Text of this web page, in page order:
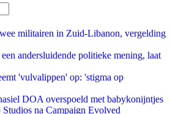
militairen in Zuid-Libanon, vergelding
andersluidende politieke mening, laat
'vulvalippen' op: 'stigma op
DOA overspoeld met babykonijntjes
na Campaign Evolved